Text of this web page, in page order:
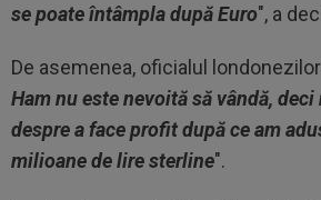
se poate întâmpla după Euro", a
De asemenea, oficialul
Ham nu este nevoită să vândă,
despre a face profit după ce am
milioane de lire sterline".